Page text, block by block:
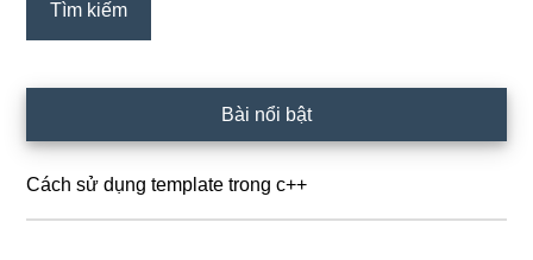
Bài nổi bật
Cách sử dụng template trong c++